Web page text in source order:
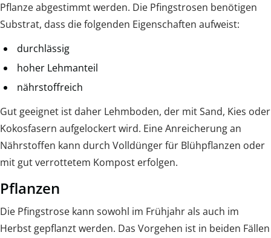
Pflanze abgestimmt werden. Die Pfingstrosen benötigen
Substrat, dass die folgenden Eigenschaften aufweist:
durchlässig
hoher Lehmanteil
nährstoffreich
Gut geeignet ist daher Lehmboden, der mit Sand, Kies oder
Kokosfasern aufgelockert wird. Eine Anreicherung an
Nährstoffen kann durch Volldünger für Blühpflanzen oder
mit gut verrottetem Kompost erfolgen.
Pflanzen
Die Pfingstrose kann sowohl im Frühjahr als auch im
Herbst gepflanzt werden. Das Vorgehen ist in beiden Fällen